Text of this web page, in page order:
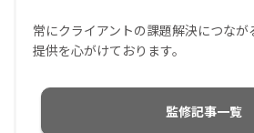
常にクライアントの課題解決につなが
提供を心がけております。
監修記事一覧